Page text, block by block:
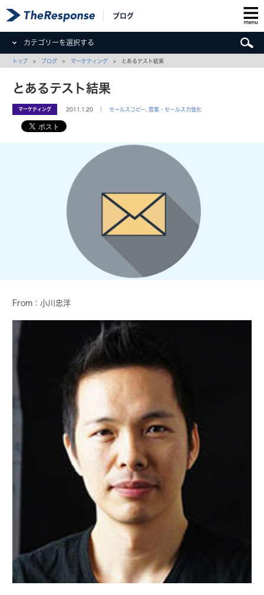
ブログ
カテゴリーを選択する
トップ > ブログ > マーケティング > とあるテスト結果
とあるテスト結果
マーケティング 2011.1.20 ｜セールスコピー ,営業・セールス力強化
From：小川忠洋